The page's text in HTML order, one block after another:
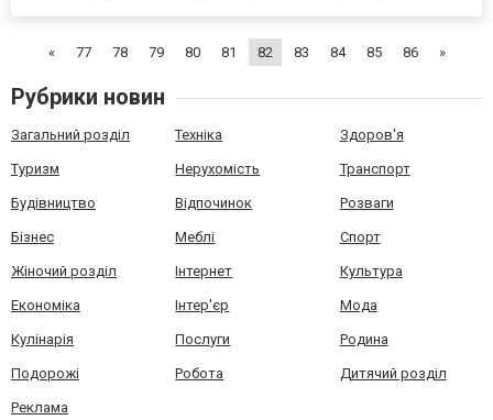
подойдут п...
« 77 78 79 80 81 82 83 84 85 86 »
Рубрики новин
Загальний розділ Техніка Здоров'я
Туризм Нерухомість Транспорт
Будівництво Відпочинок Розваги
Бізнес Меблі Спорт
Жіночий розділ Інтернет Культура
Економіка Інтер'єр Мода
Кулінарія Послуги Родина
Подорожі Робота Дитячий розділ
Реклама